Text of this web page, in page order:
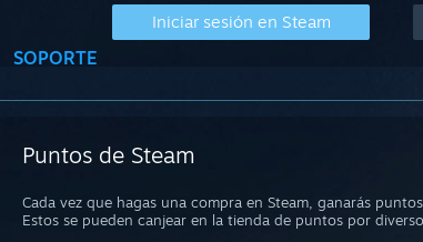
SOPORTE
Iniciar sesión en Steam
Puntos de Steam
Cada vez que hagas una compra en Steam, ganarás
Estos se pueden canjear en la tienda de puntos por